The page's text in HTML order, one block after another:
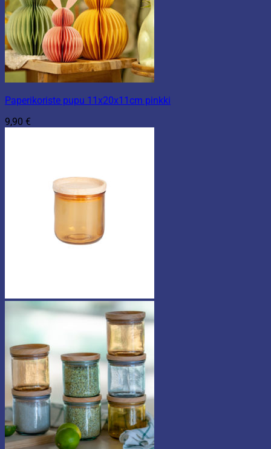
Paperikoriste pupu 11x20x11cm pinkki
9,90 €